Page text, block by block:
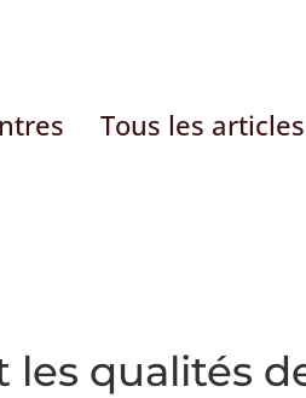
Tous les articles
les qualités